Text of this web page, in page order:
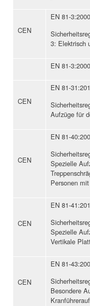
CEN
EN 81-
3: Elektrisch
EN 81-
CEN
EN 81-
Aufzüge für
CEN
EN 81-
Spezielle
Personen
CEN
EN 81-
Spezielle
Vertikale
CEN
EN 81-
Besondere